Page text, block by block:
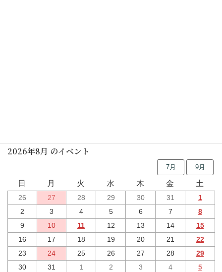
2026年8月 のイベント
7月 9月
日 月 火 水 木 金 土
26 27 28 29 30 31
1
2
3 4 5 6 7
8
9
10 11 12 13 14
15
16
17 18 19 20 21
22
23
24 25 26 27 28
29
30
31 1 2 3 4 5